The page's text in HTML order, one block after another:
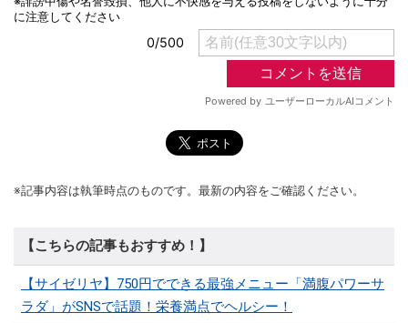
※記事内容は執筆時点のものです。最新の内容をご確認ください。
【こちらの記事もおすすめ！】
【サイゼリヤ】750円でできる最強メニュー「満腹パワーサ
ラダ」がSNSで話題！栄養満点でヘルシー！